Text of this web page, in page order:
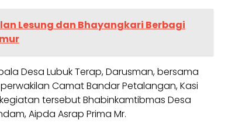
Lesung dan Bhayangkari Berbagi
Desa Lubuk Terap, Darusman, bersama
Camat Bandar Petalangan, Kasi
tersebut Bhabinkamtibmas Desa
Aipda Asrap Prima Mr.